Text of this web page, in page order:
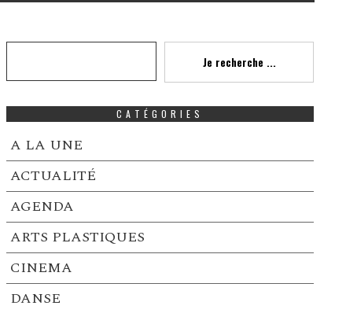
Je recherche ...
CATÉGORIES
A LA UNE
ACTUALITÉ
AGENDA
ARTS PLASTIQUES
CINEMA
DANSE